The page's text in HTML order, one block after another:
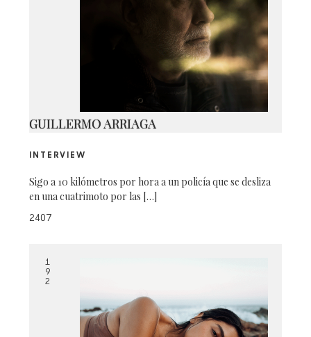
9V3A2230
GUILLERMO ARRIAGA
INTERVIEW
Sigo a 10 kilómetros por hora a un policía que se desliza
en una cuatrimoto por las […]
2407
1
9
2